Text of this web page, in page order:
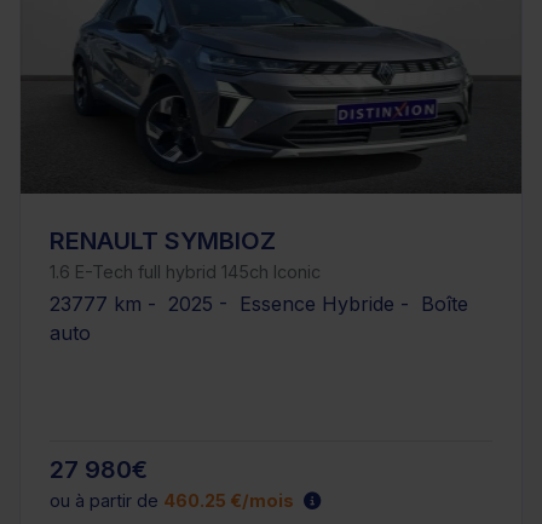
RENAULT SYMBIOZ
1.6 E-Tech full hybrid 145ch Iconic
23777 km - 2025 - Essence Hybride - Boîte
auto
27 980€
ou à partir de 460.25 €/mois